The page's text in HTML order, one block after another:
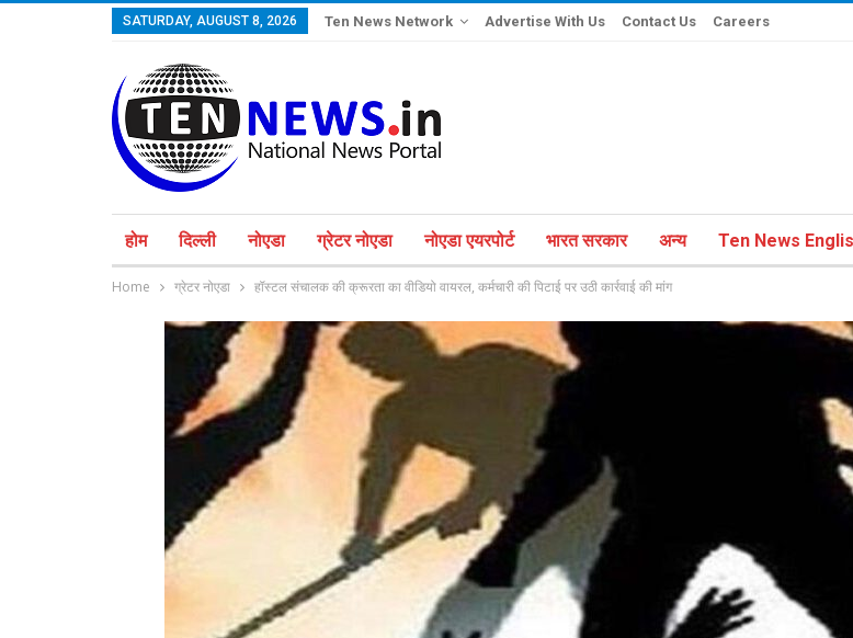
SATURDAY, AUGUST 8, 2026 Ten News Network Advertise With Us Contact Us Careers
होम दिल्ली नोएडा ग्रेटर नोएडा नोएडा एयरपोर्ट भारत सरकार अन्य Ten News
Home ग्रेटर नोएडा हॉस्टल संचालक की क्रूरता का वीडियो वायरल, कर्मचारी की पिटाई पर उठी कार्रवाई की मांग